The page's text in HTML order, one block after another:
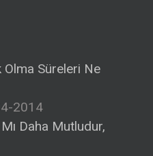
Olma Süreleri Ne
2014
Daha Mutludur,